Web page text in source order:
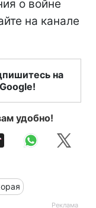
о войне
на канале
на
удобно!